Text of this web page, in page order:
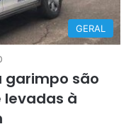
GERAL
garimpo são
à